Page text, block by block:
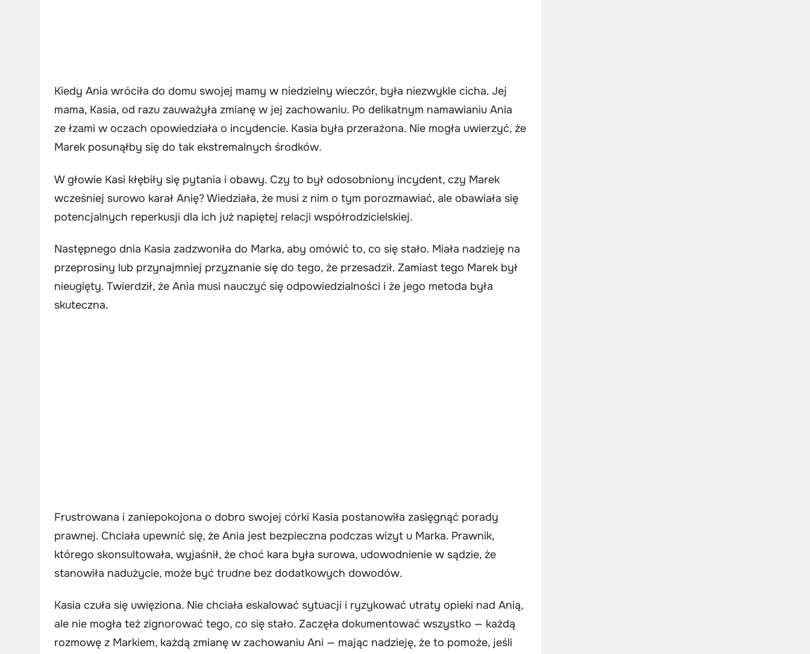
Kiedy Ania wróciła do domu swojej mamy w niedzielny wieczór, była niezwykle cicha. Jej
mama, Kasia, od razu zauważyła zmianę w jej zachowaniu. Po delikatnym namawianiu Ania
ze łzami w oczach opowiedziała o incydencie. Kasia była przerażona. Nie mogła uwierzyć, że
Marek posunąłby się do tak ekstremalnych środków.
W głowie Kasi kłębiły się pytania i obawy. Czy to był odosobniony incydent, czy Marek
wcześniej surowo karał Anię? Wiedziała, że musi z nim o tym porozmawiać, ale obawiała się
potencjalnych reperkusji dla ich już napiętej relacji współrodzicielskiej.
Następnego dnia Kasia zadzwoniła do Marka, aby omówić to, co się stało. Miała nadzieję na
przeprosiny lub przynajmniej przyznanie się do tego, że przesadził. Zamiast tego Marek był
nieugięty. Twierdził, że Ania musi nauczyć się odpowiedzialności i że jego metoda była
skuteczna.
Frustrowana i zaniepokojona o dobro swojej córki Kasia postanowiła zasięgnąć porady
prawnej. Chciała upewnić się, że Ania jest bezpieczna podczas wizyt u Marka. Prawnik,
którego skonsultowała, wyjaśnił, że choć kara była surowa, udowodnienie w sądzie, że
stanowiła nadużycie, może być trudne bez dodatkowych dowodów.
Kasia czuła się uwięziona. Nie chciała eskalować sytuacji i ryzykować utraty opieki nad Anią,
ale nie mogła też zignorować tego, co się stało. Zaczęła dokumentować wszystko — każdą
rozmowę z Markiem, każdą zmianę w zachowaniu Ani — mając nadzieję, że to pomoże, jeśli